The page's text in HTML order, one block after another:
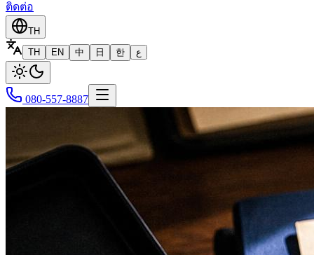
ติดต่อ
TH
TH
EN 中 日 한 ع
080-557-8887